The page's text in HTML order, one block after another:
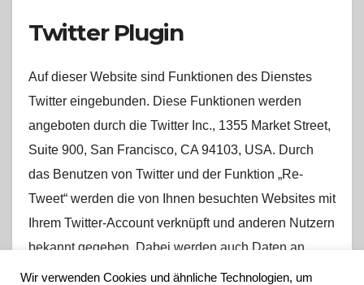
Twitter Plugin
Auf dieser Website sind Funktionen des Dienstes
Twitter eingebunden. Diese Funktionen werden
angeboten durch die Twitter Inc., 1355 Market Street,
Suite 900, San Francisco, CA 94103, USA. Durch
das Benutzen von Twitter und der Funktion „Re-
Tweet“ werden die von Ihnen besuchten Websites mit
Ihrem Twitter-Account verknüpft und anderen Nutzern
bekannt gegeben. Dabei werden auch Daten an
Twitter übertragen. Wir weisen darauf hin, dass wir
Wir verwenden Cookies und ähnliche Technologien, um